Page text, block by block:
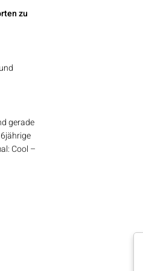
zu
gerade
Cool –